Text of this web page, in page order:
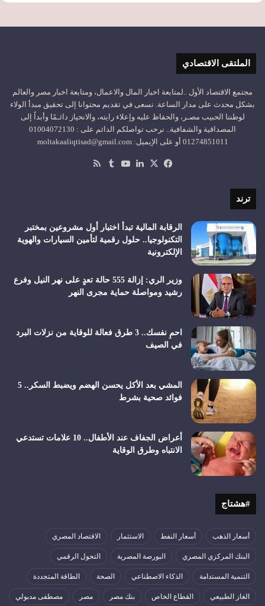
الملتقى الاقتصادي
مجتمع الاقتصاد الأول ..لمتابعة اخبار المال والاعمال، ومتابعة اخبار مصر والعالم
بشكل محدث على مدار الساعة. نسعى في تقديم محتوانا إلى تحقيق مبدأ الولاء
لوطننا الحبيب مصـر، والحفاظ عليه وإعلاء رايته، والانحياز دائـمًا وأبداً إلى
المصداقية والشفافية.. نرحب تواصلكم الدائم على : 01004072130
01274851011 أو على الإيميل: moltakaaliqtisad@gmail.com
فيسبوك
‫X لينكدإن‫YouTube
ترند
الرقابة المالية تبدأ اختبار أول مشروعين بمختبر
التكنولوجيا.. حلول رقمية لتأمين السيارات والهوية
الإلكترونية
وزير الري: إزالة 555 حالة تعدٍ على نهر النيل وفرع
رشيد ومواصلة حماية مجرى النهر
احمِ نفسك.. 3 طرق فعالة للوقاية من نزلات البرد
في الصيف
المشي بعد الأكل يحسن الهضم ويضبط السكر.. 5
فوائد صحية بشرط
أعراض الجفاف عند الأطفال.. 10 علامات تستدعي
الانتباه وطرق الوقاية
#هشتاج
أسعار الذهب أسعار النفط الاستثمار الاقتصاد المصري
البنك المركزي المصري البورصة المصرية التحول الرقمي
التنمية المستدامة الذكاء الاصطناعي الصحة الطاقة المتجددة
الغاز الطبيعي القطاع الخاص بنك مصر مصر مصطفى مدبولي